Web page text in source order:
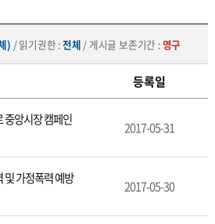
) / 읽기권한 :전체 / 게시글 보존기간 :영구
등록일
중앙시장 캠페인
2017-05-31
및 가정폭력 예방
2017-05-30